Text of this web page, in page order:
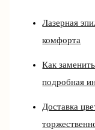
Лазерная
комфорта
Как
подробная
Доставка